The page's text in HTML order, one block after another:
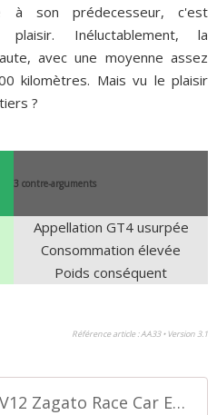
à son prédecesseur, c'est
Inéluctablement, la
avec une moyenne assez
kilomètres. Mais vu le plaisir
?
3 contre-arguments
Appellation GT4 usurpée
Consommation élevée
Poids conséquent
Référence article : AA33 • Version 3.1
AG58 * Aston Martin V12 Zagato Race Car Edition '12 - Palais-de-la-Voiture.com